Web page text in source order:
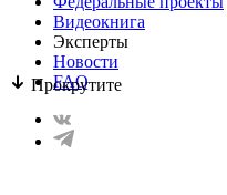
Прокрутите
Видеокнига
Эксперты
Новости
FAQ